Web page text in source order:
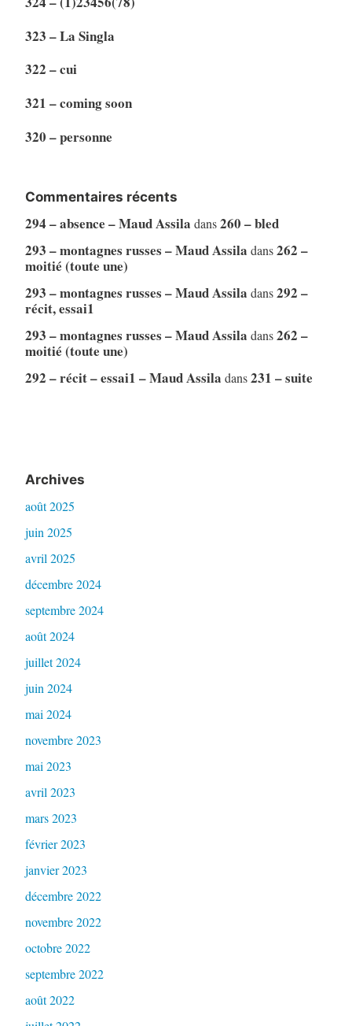
323 – La Singla
322 – cui
321 – coming soon
320 – personne
Commentaires récents
294 – absence – Maud Assila dans260 – bled
293 – montagnes russes – Maud Assila dans262 –
moitié (toute une)
293 – montagnes russes – Maud Assila dans292 –
récit, essai1
293 – montagnes russes – Maud Assila dans262 –
moitié (toute une)
292 – récit – essai1 – Maud Assila dans231 – suite
Archives
août 2025
juin 2025
avril 2025
décembre 2024
septembre 2024
août 2024
juillet 2024
juin 2024
mai 2024
novembre 2023
mai 2023
avril 2023
mars 2023
février 2023
janvier 2023
décembre 2022
novembre 2022
octobre 2022
septembre 2022
août 2022